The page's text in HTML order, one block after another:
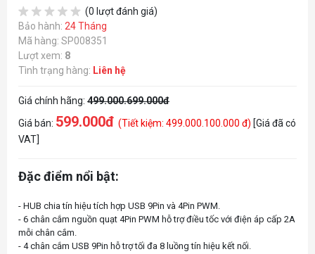
(0 lượt đánh giá)
Bảo hành: 24 Tháng
Mã hàng: SP008351
Lượt xem: 8
Tình trạng hàng: Liên hệ
Giá chính hãng: 499.000.699.000đ
Giá bán: 599.000đ (Tiết kiệm: 499.000.100.000 đ) [Giá đã có
VAT]
Đặc điểm nổi bật:
- HUB chia tín hiệu tích hợp USB 9Pin và 4Pin PWM.
- 6 chân cắm nguồn quạt 4Pin PWM hỗ trợ điều tốc với điện áp cấp 2A
mỗi chân cắm.
- 4 chân cắm USB 9Pin hỗ trợ tối đa 8 luồng tín hiệu kết nối.